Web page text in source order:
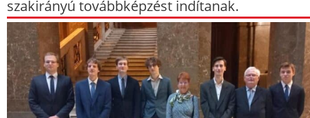
szakirányú továbbképzést indítanak.